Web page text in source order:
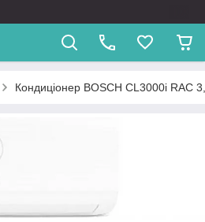
Кондиціонер BOSCH CL3000i RAC